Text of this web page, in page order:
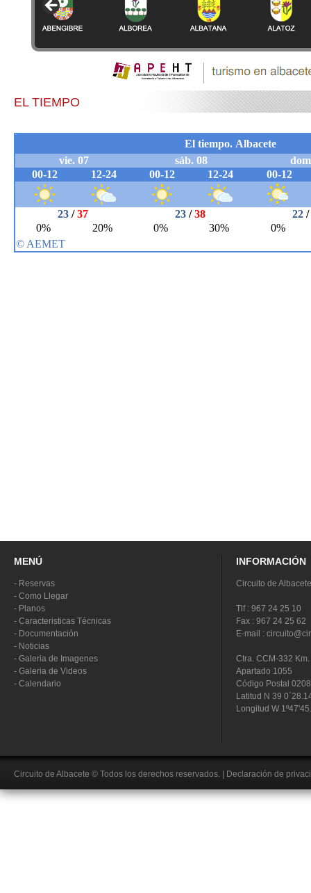
EL TIEMPO
MENÚ
- Reservas
- Como Llegar
- Planos
- Caracteristicas Técnicas
- Documentación
- Noticias
- Galeria de Imagenes
- Galeria de Videos
- Calendario
INFORMACIÓN
Circuito de Albacete
Tlf : 967 24 25 10
Fax : 967 24 25 62
E-mail :
Ctra. CCM-332
Apartado 1055
Código Postal
Latitud N 39
Longitud W
Circuito de Albacete © Todos los derechos reservados. Declaración de